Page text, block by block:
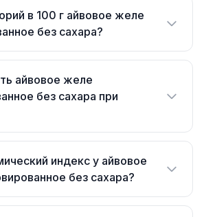
в 100 г айвовое желе
без сахара?
айвовое желе
без сахара при
индекс у айвовое
без сахара?